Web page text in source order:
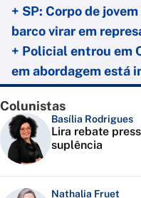
+ SP: Corpo de
barco virar em
+ Policial entrou em
em abordagem está
Colunistas
Basília Rodrigues
Lira rebate
suplência
Nathalia Fruet